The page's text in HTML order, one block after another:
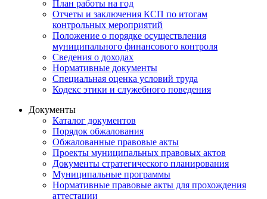
План работы на год
Отчеты и заключения КСП по итогам
контрольных мероприятий
Положение о порядке осуществления
муниципального финансового контроля
Сведения о доходах
Нормативные документы
Специальная оценка условий труда
Кодекс этики и служебного поведения
Документы
Каталог документов
Порядок обжалования
Обжалованные правовые акты
Проекты муниципальных правовых актов
Документы стратегического планирования
Муниципальные программы
Нормативные правовые акты для прохождения
аттестации